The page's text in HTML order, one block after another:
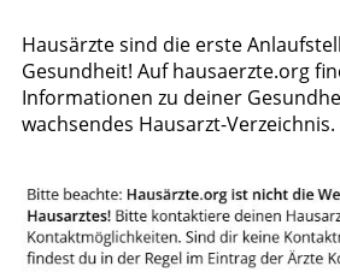
Hausärzte sind die erste
Gesundheit! Auf hausaerzte.org
Informationen zu deiner
wachsendes Hausarzt-Verzeichnis.